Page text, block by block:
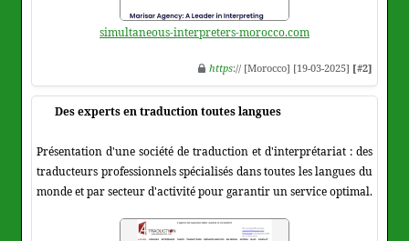
simultaneous-interpreters-morocco.com
https:// [Morocco] [19-03-2025] [#2]
Des experts en traduction toutes langues
Présentation d'une société de traduction et d'interprétariat : des
traducteurs professionnels spécialisés dans toutes les langues du
monde et par secteur d'activité pour garantir un service optimal.